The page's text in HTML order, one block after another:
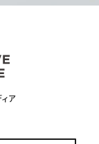
ア